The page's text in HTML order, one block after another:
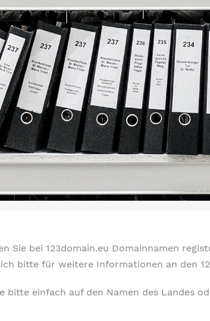
Sie bei 123domain.eu Domainnamen
bitte für weitere Informationen an den
einfach auf den Namen des Landes